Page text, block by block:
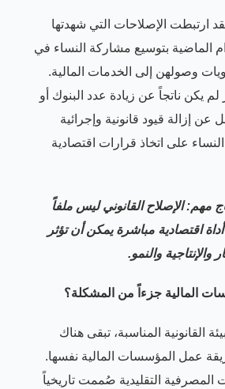
ارتبطت الإصلاحات التي شهدتها
الماضية بتوسيع مشاركة النساء في
وصولهن إلى الخدمات المالية.
لم يكن ناتجاً عن زيادة عدد البنوك أو
عن إزالة قيود قانونية وإجرائية
على اتخاذ قرارات اقتصادية
مهم: الإصلاح القانوني ليس ملفاً
اقتصادية مباشرة يمكن أن تؤثر
والنمو.
المالية جزءاً من المشكلة؟
القانونية المناسبة، تبقى هناك
عمل المؤسسات المالية نفسها.
المصرفية التقليدية صُممت تاريخياً